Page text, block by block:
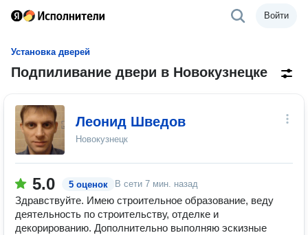
Войти
Установка дверей
Подпиливание двери в Новокузнецке
Леонид Шведов
Новокузнецк
5.0 5 оценок В сети 7 мин. назад
Здравствуйте. Имею строительное образование, веду
деятельность по строительству, отделке и
декорированию. Дополнительно выполняю эскизные